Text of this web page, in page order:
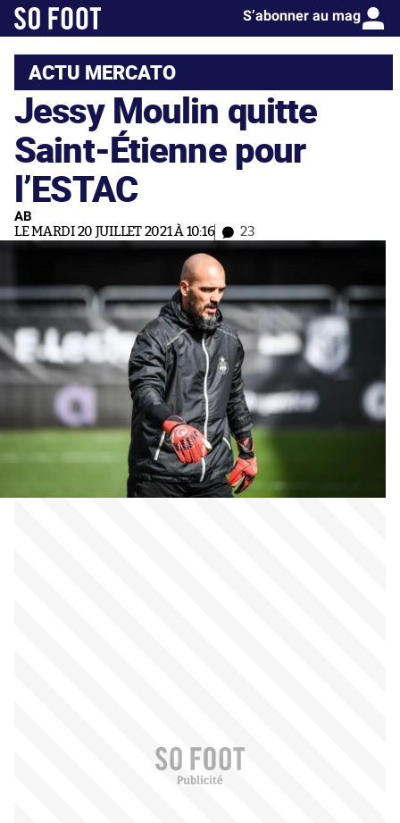
S’abonner au mag
ACTU MERCATO
Jessy Moulin quitte
Saint-Étienne pour
l’ESTAC
AB
LE MARDI 20 JUILLET 2021 À 10:16 23